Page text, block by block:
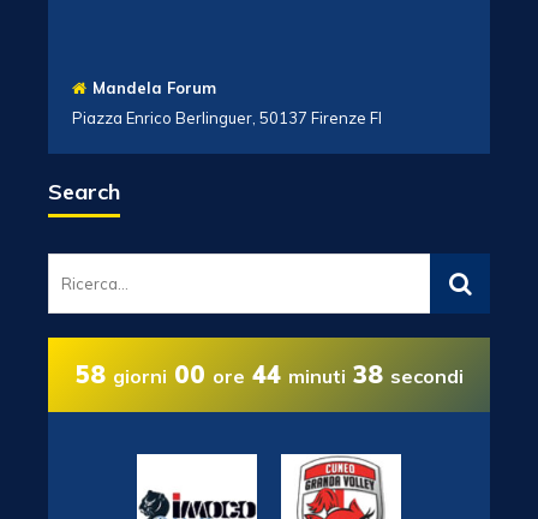
Mandela Forum
Piazza Enrico Berlinguer, 50137 Firenze FI
Search
58 giorni 00 ore 44 minuti 38 secondi